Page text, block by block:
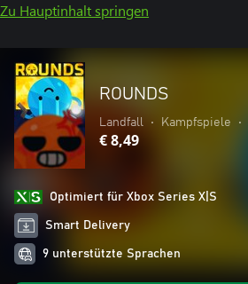
Zu Hauptinhalt springen
ROUNDS
Landfall • Kampfspiele •
€ 8,49
Optimiert für Xbox Series X|S
Smart Delivery
9 unterstützte Sprachen